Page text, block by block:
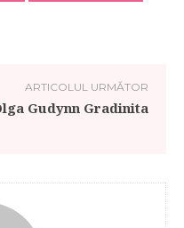
ARTICOLUL URMĂTOR
Gudynn Gradinita